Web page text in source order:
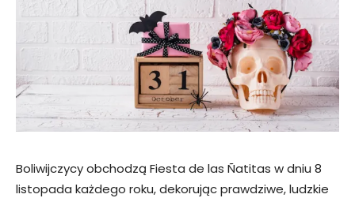
Boliwijczycy obchodzą Fiesta de las Ñatitas w dniu 8
listopada każdego roku, dekorując prawdziwe, ludzkie